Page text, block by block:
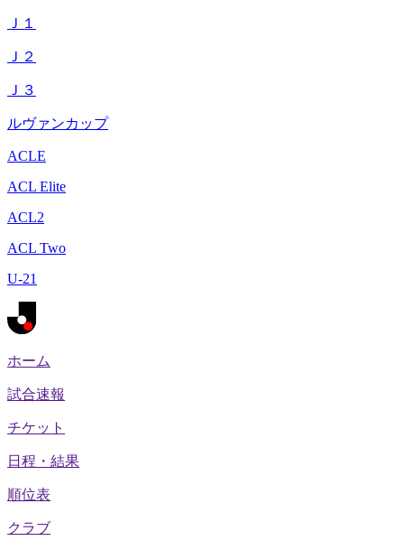
Ｊ１
Ｊ２
Ｊ３
ルヴァンカップ
ACLE
ACL Elite
ACL2
ACL Two
U-21
ホーム
試合速報
チケット
日程・結果
順位表
クラブ